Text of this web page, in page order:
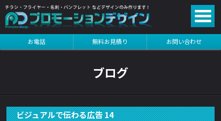
お電話 無料お見積り お問い合わせ
ブログ
ビジュアルで伝わる広告 14